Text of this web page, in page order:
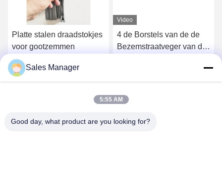
Platte stalen draadstokjes
voor gootzemmen
Krijg Beste Prijs
Video
4 de Borstels van de de
Bezemstraatveger van de
Sales Manager
5:55 AM
Good day, what product are you looking for?